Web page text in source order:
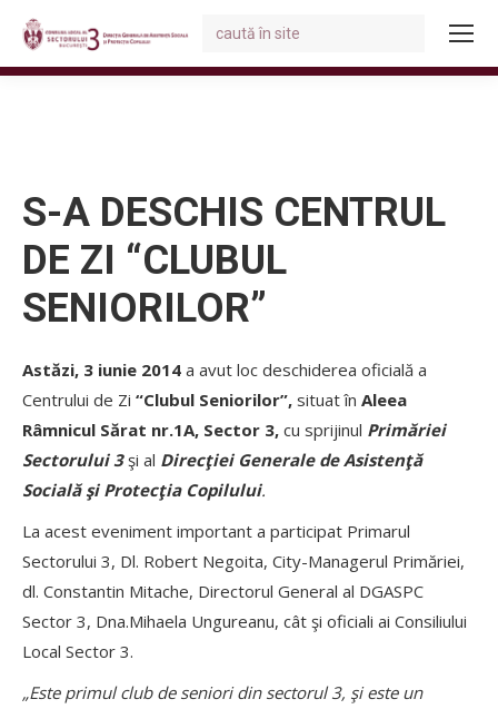
Search:
S-A DESCHIS CENTRUL
DE ZI “CLUBUL
SENIORILOR”
Astăzi, 3 iunie 2014 a avut loc deschiderea oficială a
Centrului de Zi “Clubul Seniorilor”, situat în Aleea
Râmnicul Sărat nr.1A, Sector 3, cu sprijinul Primăriei
Sectorului 3 şi al Direcţiei Generale de Asistenţă
Socială şi Protecţia Copilului.
La acest eveniment important a participat Primarul
Sectorului 3, Dl. Robert Negoita, City-Managerul Primăriei,
dl. Constantin Mitache, Directorul General al DGASPC
Sector 3, Dna.Mihaela Ungureanu, cât şi oficiali ai Consiliului
Local Sector 3.
„Este primul club de seniori din sectorul 3, şi este un